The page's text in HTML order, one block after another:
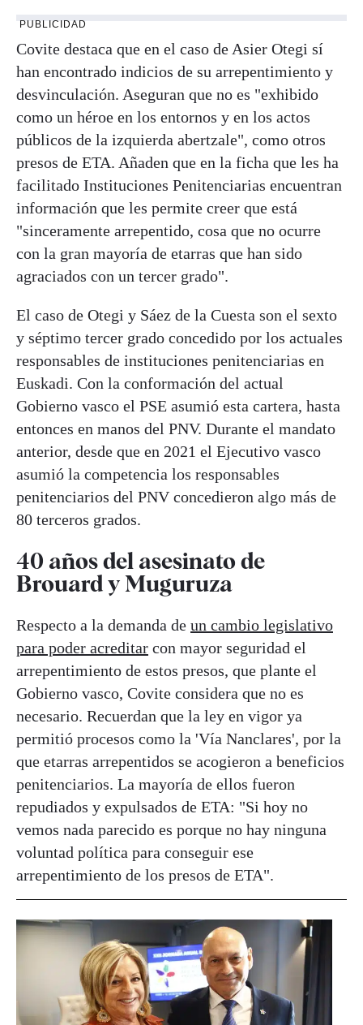
PUBLICIDAD
Covite destaca que en el caso de Asier Otegi sí
han encontrado indicios de su arrepentimiento y
desvinculación. Aseguran que no es "exhibido
como un héroe en los entornos y en los actos
públicos de la izquierda abertzale", como otros
presos de ETA. Añaden que en la ficha que les ha
facilitado Instituciones Penitenciarias encuentran
información que les permite creer que está
"sinceramente arrepentido, cosa que no ocurre
con la gran mayoría de etarras que han sido
agraciados con un tercer grado".
El caso de Otegi y Sáez de la Cuesta son el sexto
y séptimo tercer grado concedido por los actuales
responsables de instituciones penitenciarias en
Euskadi. Con la conformación del actual
Gobierno vasco el PSE asumió esta cartera, hasta
entonces en manos del PNV. Durante el mandato
anterior, desde que en 2021 el Ejecutivo vasco
asumió la competencia los responsables
penitenciarios del PNV concedieron algo más de
80 terceros grados.
40 años del asesinato de
Brouard y Muguruza
Respecto a la demanda de un cambio legislativo
para poder acreditar con mayor seguridad el
arrepentimiento de estos presos, que plante el
Gobierno vasco, Covite considera que no es
necesario. Recuerdan que la ley en vigor ya
permitió procesos como la 'Vía Nanclares', por la
que etarras arrepentidos se acogieron a beneficios
penitenciarios. La mayoría de ellos fueron
repudiados y expulsados de ETA: "Si hoy no
vemos nada parecido es porque no hay ninguna
voluntad política para conseguir ese
arrepentimiento de los presos de ETA".